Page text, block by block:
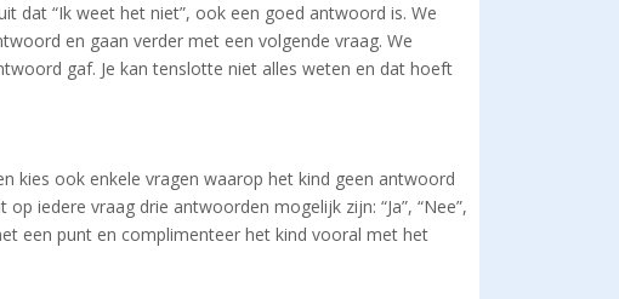
dat “Ik weet het niet”, ook een goed antwoord is. We
en gaan verder met een volgende vraag. We
gaf. Je kan tenslotte niet alles weten en dat hoeft
kies ook enkele vragen waarop het kind geen antwoord
iedere vraag drie antwoorden mogelijk zijn: “Ja”, “Nee”,
een punt en complimenteer het kind vooral met het